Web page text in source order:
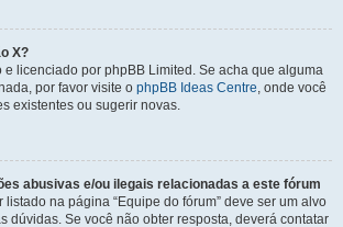
X?
e licenciado por phpBB Limited. Se acha que alguma
por favor visite o phpBB Ideas Centre, onde você
existentes ou sugerir novas.
abusivas e/ou ilegais relacionadas a este fórum
na página “Equipe do fórum” deve ser um alvo
dúvidas. Se você não obter resposta, deverá contatar